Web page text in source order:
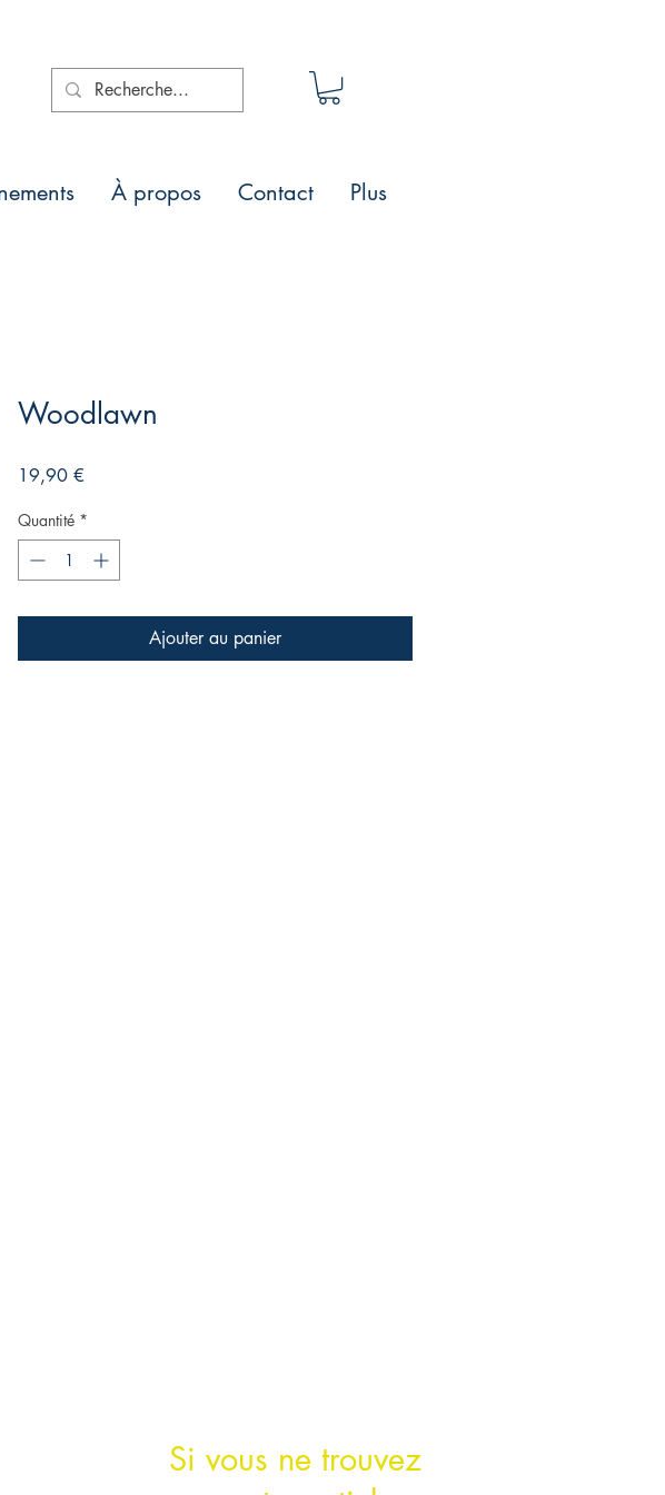
À propos Contact Plus
Woodlawn
19,90 €Prix
Quantité *
Ajouter au panier
Si vous ne trouvez